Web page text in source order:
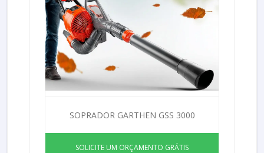
SOPRADOR GARTHEN GSS 3000
SOLICITE UM ORÇAMENTO GRÁTIS